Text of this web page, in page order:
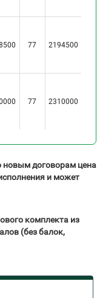
77 2194500
77 2310000
новым договорам цена
и может
комплекта из
(без балок,